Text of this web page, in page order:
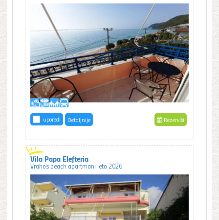
uporedi Detaljnije Rezerviši
Vila Papa Elefteria
Vrahos beach apartmani leto 2026